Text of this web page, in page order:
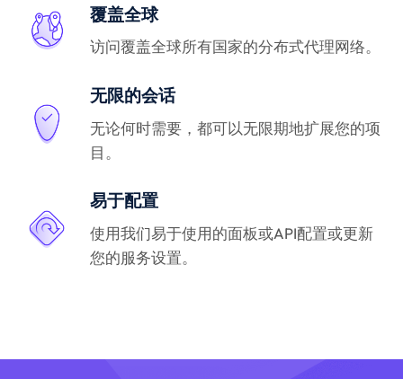
覆盖全球
访问覆盖全球所有国家的分布式代理网络。
无限的会话
无论何时需要，都可以无限期地扩展您的项
目。
易于配置
使用我们易于使用的面板或API配置或更新
您的服务设置。